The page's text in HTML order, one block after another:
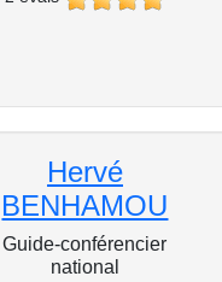
Hervé
BENHAMOU
Guide-conférencier
national